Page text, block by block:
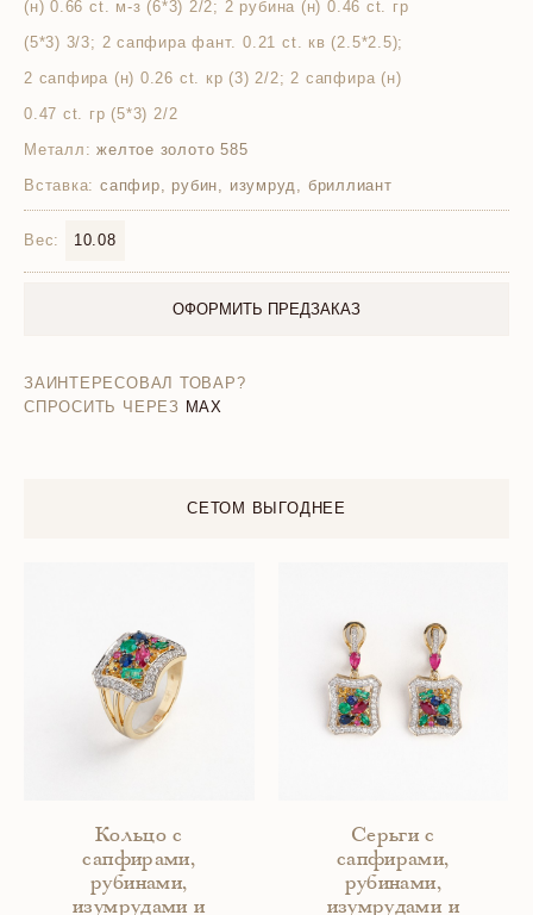
(н) 0.66 ct. м-з (6*3) 2/2; 2 рубина (н) 0.46 ct. гр
(5*3) 3/3; 2 сапфира фант. 0.21 ct. кв (2.5*2.5);
2 сапфира (н) 0.26 ct. кр (3) 2/2; 2 сапфира (н)
0.47 ct. гр (5*3) 2/2
Металл: желтое золото 585
Вставка: сапфир, рубин, изумруд, бриллиант
Вес: 10.08
ОФОРМИТЬ ПРЕДЗАКАЗ
ЗАИНТЕРЕСОВАЛ ТОВАР?
СПРОСИТЬ ЧЕРЕЗ MAX
СЕТОМ ВЫГОДНЕЕ
Кольцо с
сапфирами,
рубинами,
изумрудами и
Серьги с
сапфирами,
рубинами,
изумрудами и